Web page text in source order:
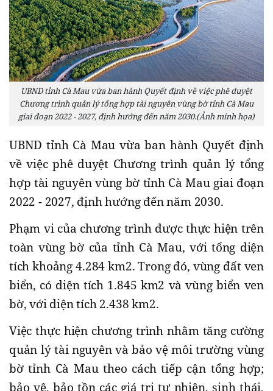
UBND tỉnh Cà Mau vừa ban hành Quyết định về việc phê duyệt
Chương trình quản lý tổng hợp tài nguyên vùng bờ tỉnh Cà Mau
giai đoạn 2022 - 2027, định hướng đến năm 2030.(Ảnh minh họa)
UBND tỉnh Cà Mau vừa ban hành Quyết định
về việc phê duyệt Chương trình quản lý tổng
hợp tài nguyên vùng bờ tỉnh Cà Mau giai đoạn
2022 - 2027, định hướng đến năm 2030.
Phạm vi của chương trình được thực hiện trên
toàn vùng bờ của tỉnh Cà Mau, với tổng diện
tích khoảng 4.284 km2. Trong đó, vùng đất ven
biển, có diện tích 1.845 km2 và vùng biển ven
bờ, với diện tích 2.438 km2.
Việc thực hiện chương trình nhằm tăng cường
quản lý tài nguyên và bảo vệ môi trường vùng
bờ tỉnh Cà Mau theo cách tiếp cận tổng hợp;
bảo vệ, bảo tồn các giá trị tự nhiên, sinh thái,